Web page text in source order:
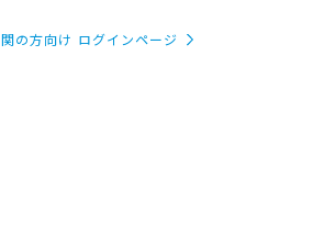
の方向け ログインページ